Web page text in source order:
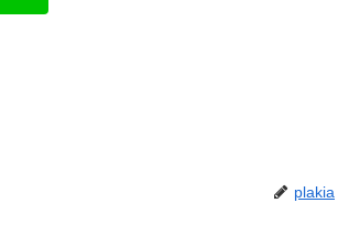
plakia